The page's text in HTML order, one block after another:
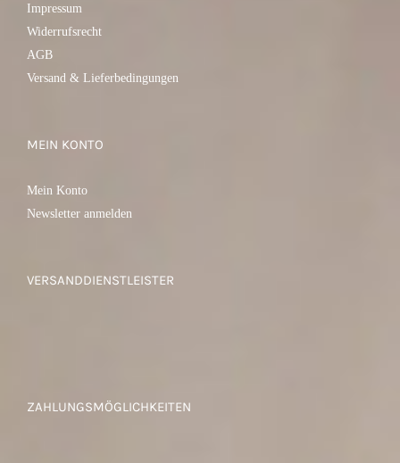
Impressum
Widerrufsrecht
AGB
Versand & Lieferbedingungen
MEIN KONTO
Mein Konto
Newsletter anmelden
VERSANDDIENSTLEISTER
ZAHLUNGSMÖGLICHKEITEN